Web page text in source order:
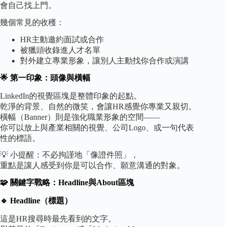
會自己找上門。
幾個常見的收穫：
HR主動邀約面試或合作
被獵頭收錄進人才名單
對外建立專業形象，讓別人主動找你合作或演講
🌟 第一印象：頭像與橫幅
LinkedIn的視覺區塊是整體印象的起點。
乾淨的背景、自然的微笑，會讓HR感覺你專業又親切。
橫幅（Banner）則是強化職業形象的空間——
你可以放上與產業相關的視覺、公司Logo、或一句代表
性的標語。
💡 小提醒：不必拘謹地「像證件照」，
重點是讓人感受到你是可以合作、願意溝通的對象。
🧩 關鍵字戰略：Headline與About區塊
🔹 Headline（標題）
這是HR搜尋時最先看到的文字。